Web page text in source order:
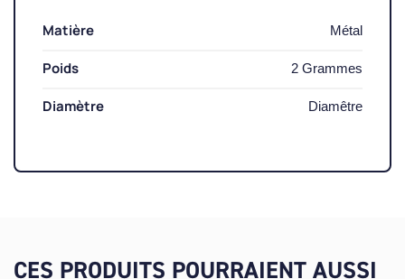
Matière Métal
Poids 2 Grammes
Diamètre Diamêtre
CES PRODUITS POURRAIENT AUSSI